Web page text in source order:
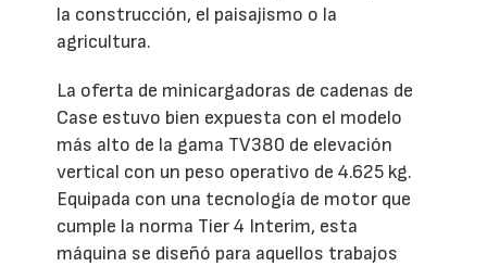
la construcción, el paisajismo o la
agricultura.
La oferta de minicargadoras de cadenas de
Case estuvo bien expuesta con el modelo
más alto de la gama TV380 de elevación
vertical con un peso operativo de 4.625 kg.
Equipada con una tecnología de motor que
cumple la norma Tier 4 Interim, esta
máquina se diseñó para aquellos trabajos